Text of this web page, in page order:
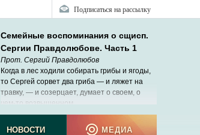
Подписаться на рассылку
Семейные воспоминания о сщисп.
Сергии Правдолюбове. Часть 1
Прот. Сергий Правдолюбов
Когда в лес ходили собирать грибы и ягоды,
то Сергей сорвет два гриба — и ляжет на
травку, — и созерцает, думает о своем, о
чем-то возвышенном.
НОВОСТИ МЕДИА